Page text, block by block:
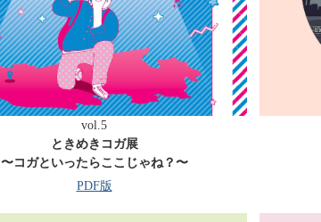
vol.5
ときめきコガ展
〜コガといったらここじゃね？〜
PDF版